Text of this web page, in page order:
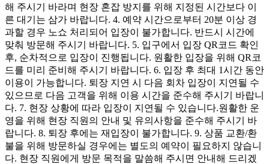
해 주시기 바라며 현장 혼잡 방지를 위해 지정된 시간보다 이
른 대기는 삼가 바랍니다. 4. 예약 시간으로부터 20분 이상 경
과할 경우 노쇼 처리되어 입장이 불가합니다. 반드시 시간에
맞춰 방문해 주시기 바랍니다. 5. 입구에서 입장 QR코드 확인
후, 순차적으로 입장이 진행됩니다. 원활한 입장을 위해 QR코
드를 미리 준비해 주시기 바랍니다. 6. 입장 후 최대 1시간 동안
이용이 가능합니다. 퇴장 지연 시 다음 회차 입장이 지연될 수
있으므로 다음 고객을 위해 이용 시간을 준수해 주시기 바랍니
다. 7. 현장 상황에 따라 입장이 지연될 수 있습니다.원활한 운
영을 위해 현장 직원의 안내 및 유의사항을 준수해 주시기 바
랍니다. 8. 퇴장 후에는 재입장이 불가합니다. 9. 상품 교환/환
불을 위해 방문하실 경우에는 별도의 예약이 필요하지 않습니
다. 현장 직원에게 방문 목적을 말씀해 주시면 안내해 드리겠